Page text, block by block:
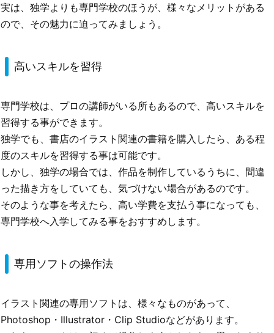
実は、独学よりも専門学校のほうが、様々なメリットがある
ので、その魅力に迫ってみましょう。
高いスキルを習得
専門学校は、プロの講師がいる所もあるので、高いスキルを
習得する事ができます。
独学でも、書店のイラスト関連の書籍を購入したら、ある程
度のスキルを習得する事は可能です。
しかし、独学の場合では、作品を制作しているうちに、間違
った描き方をしていても、気づけない場合があるのです。
そのような事を考えたら、高い学費を支払う事になっても、
専門学校へ入学してみる事をおすすめします。
専用ソフトの操作法
イラスト関連の専用ソフトは、様々なものがあって、
Photoshop・Illustrator・Clip Studioなどがあります。